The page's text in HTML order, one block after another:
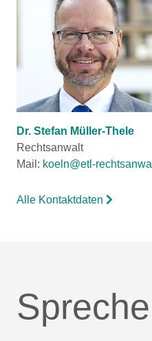
Dr. Stefan Müller-Thele
Rechtsanwalt
Mail: koeln@etl-
Alle Kontaktdaten